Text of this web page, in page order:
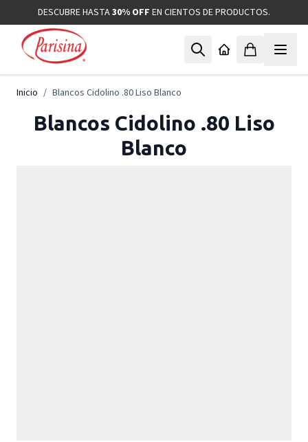
Ir al contenidoDESCUBRE HASTA30% OFF EN CIENTOS DE PRODUCTOS.
Inicio / Blancos Cidolino .80 Liso Blanco
Blancos Cidolino .80 Liso
Blanco